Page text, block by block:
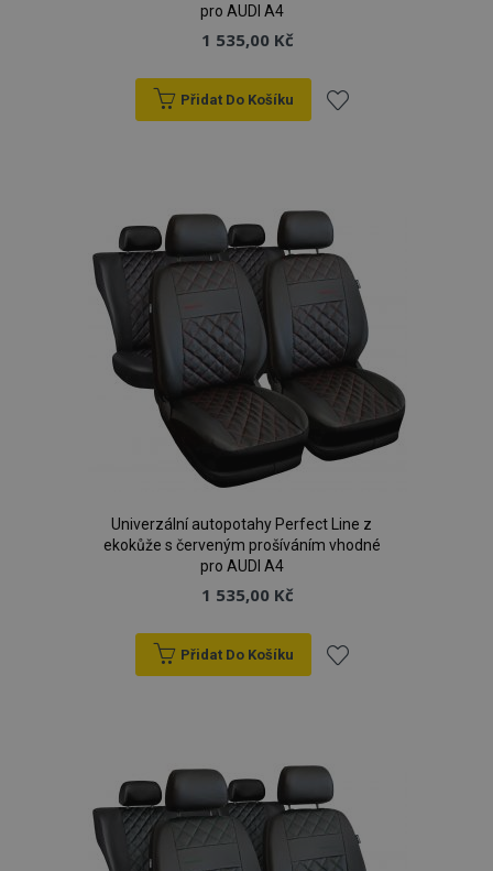
pro AUDI A4
1 535,00 Kč
Přidat Do Košíku
oblíbeným
Univerzální autopotahy Perfect Line z
ekokůže s červeným prošíváním vhodné
pro AUDI A4
1 535,00 Kč
Přidat Do Košíku
oblíbeným